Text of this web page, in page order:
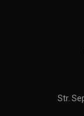
Str.